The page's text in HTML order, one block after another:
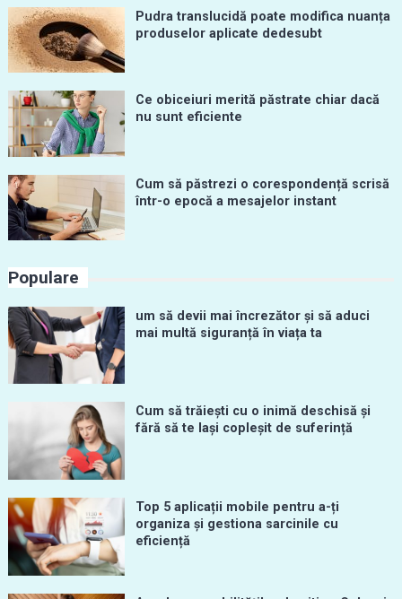
Pudra translucidă poate modifica nuanța
produselor aplicate dedesubt
Ce obiceiuri merită păstrate chiar dacă
nu sunt eficiente
Cum să păstrezi o corespondență scrisă
într-o epocă a mesajelor instant
Populare
um să devii mai încrezător și să aduci
mai multă siguranță în viața ta
Cum să trăiești cu o inimă deschisă și
fără să te lași copleșit de suferință
Top 5 aplicații mobile pentru a-ți
organiza și gestiona sarcinile cu
eficiență